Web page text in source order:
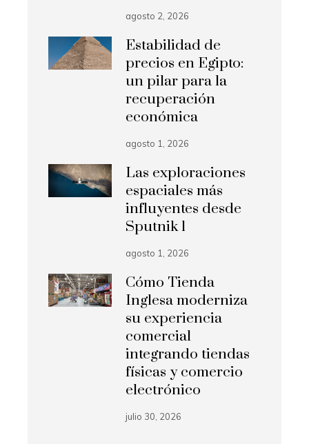
agosto 2, 2026
Estabilidad de
precios en Egipto:
un pilar para la
recuperación
económica
agosto 1, 2026
Las exploraciones
espaciales más
influyentes desde
Sputnik 1
agosto 1, 2026
Cómo Tienda
Inglesa moderniza
su experiencia
comercial
integrando tiendas
físicas y comercio
electrónico
julio 30, 2026